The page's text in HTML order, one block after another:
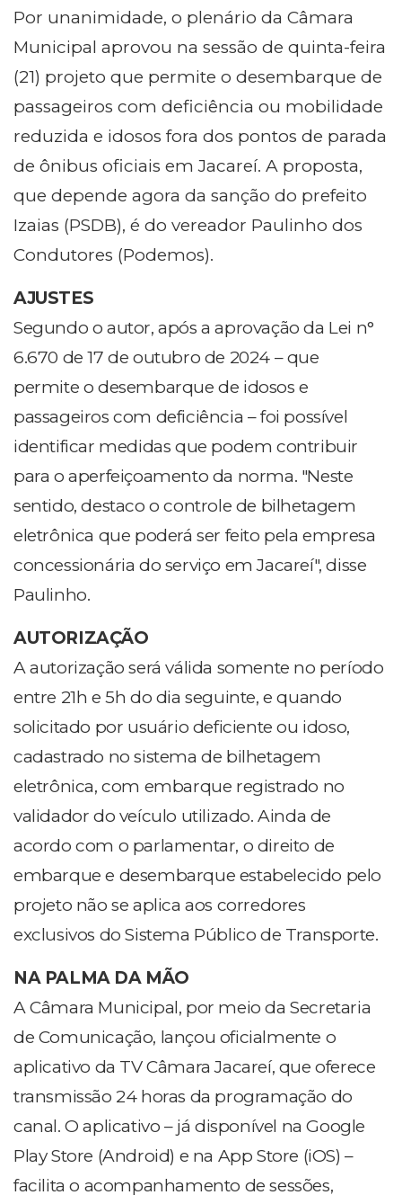
Por unanimidade, o plenário da Câmara
Municipal aprovou na sessão de quinta-feira
(21) projeto que permite o desembarque de
passageiros com deficiência ou mobilidade
reduzida e idosos fora dos pontos de parada
de ônibus oficiais em Jacareí. A proposta,
que depende agora da sanção do prefeito
Izaias (PSDB), é do vereador Paulinho dos
Condutores (Podemos).
AJUSTES
Segundo o autor, após a aprovação da Lei n°
6.670 de 17 de outubro de 2024 – que
permite o desembarque de idosos e
passageiros com deficiência – foi possível
identificar medidas que podem contribuir
para o aperfeiçoamento da norma. "Neste
sentido, destaco o controle de bilhetagem
eletrônica que poderá ser feito pela empresa
concessionária do serviço em Jacareí", disse
Paulinho.
AUTORIZAÇÃO
A autorização será válida somente no período
entre 21h e 5h do dia seguinte, e quando
solicitado por usuário deficiente ou idoso,
cadastrado no sistema de bilhetagem
eletrônica, com embarque registrado no
validador do veículo utilizado. Ainda de
acordo com o parlamentar, o direito de
embarque e desembarque estabelecido pelo
projeto não se aplica aos corredores
exclusivos do Sistema Público de Transporte.
NA PALMA DA MÃO
A Câmara Municipal, por meio da Secretaria
de Comunicação, lançou oficialmente o
aplicativo da TV Câmara Jacareí, que oferece
transmissão 24 horas da programação do
canal. O aplicativo – já disponível na Google
Play Store (Android) e na App Store (iOS) –
facilita o acompanhamento de sessões,